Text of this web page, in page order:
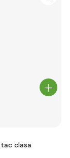
clasa